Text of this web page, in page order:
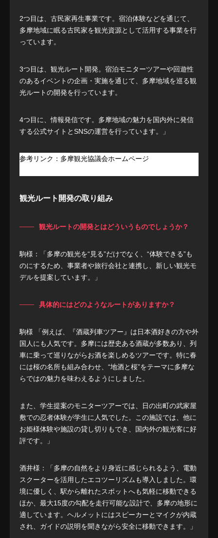
2つ目は、古民家再生事業です。宿泊体験などを通じて、
多摩地域に眠る古民家を観光資源として活用する事業を行
っています。
3つ目は、観光ルート開発。宿泊モニターツアーや回遊性
のあるイベントの企画・実施を通じて、多摩地域を巡る観
光ルートの開発を行っています。
4つ目に、情報発信です。多摩地域の魅力を国内外に発信
する公式サイトとSNSの運営を行っています。」
参考リンク：多摩観光協議会ホームページ
観光ルート開発の取り組み
観光ルートの開発とはどういうものでしょうか？
駒様：「多摩の観光を“見る”だけでなく、“体験できる”も
のにするため、事業者や旅行会社と連携し、新しい観光モ
デルを提案しています。」
具体的にはどのようなルートがありますか？
駒様 「例えば、『酒蔵列車ツアー』は日本酒好きの方や外
国人にも人気です。多摩には歴史ある酒蔵が多数あり、列
車に乗って巡りながらお酒を楽しめるツアーです。特に春
には桜の名所も組み合わせ、“地酒と桜”をテーマに多摩な
らではの魅力を味わえるようにしました。
また、学生提案のモニターツアーでは、日の出町の武家屋
敷での忍者体験が学生に人気でした。この施設では、他に
お姫様体験や施設の貸し切りもでき、国内外の観光客に好
評です。」
酒井様：「多摩の自然をより身近に感じられるよう、電動
スクーターを活用したエコツーリズムも導入しました。環
境に優しく、駅から離れたスポットへも気軽に移動できる
ほか、最大15度の勾配を走行可能な設計で、多摩の地形に
適しています。ヘルメットにはスピーカーとマイクが内蔵
され、ガイドの説明を聞きながら安全に移動できます。」